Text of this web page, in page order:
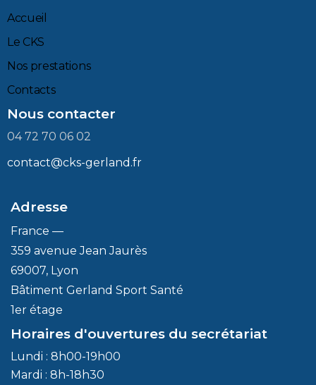
Accueil
Le CKS
Nos prestations
Contacts
Nous contacter
04 72 70 06 02
contact@cks-gerland.fr
Adresse
France —
359 avenue Jean Jaurès
69007, Lyon
Bâtiment Gerland Sport Santé
1er étage
Horaires d'ouvertures du secrétariat
Lundi : 8h00-19h00
Mardi : 8h-18h30